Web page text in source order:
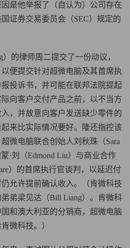
是他举报了（自认为）公司存在
证券交易委员会（SEC）规定的
）的律师周二提交了一份动议，
便提交针对超微电脑及其首席执
投诉书，并可能在联邦法院提起
向客户交付产品之前，以不当方
，并故意向客户发送缺少零件的
来比实际情况要好。隆还指控该
微电脑联合创始人刘秋珠（Sara
·刘（Edmond Liu）与商业合作
）的首席执行官谈判，以延迟付
允许提前确认收入。（肯微科技
弟梁见达（Bill Liang）。肯微科
和澳大利亚的分销商，超微电脑
微科技。）